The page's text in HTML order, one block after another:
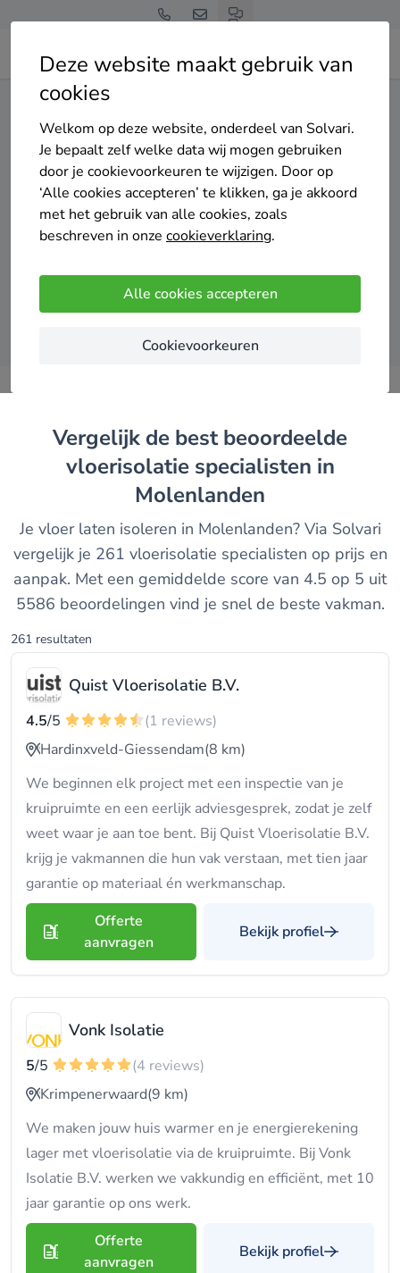
Deze website maakt gebruik van
cookies
Welkom op deze website, onderdeel van Solvari.
Je bepaalt zelf welke data wij mogen gebruiken
door je cookievoorkeuren te wijzigen. Door op
‘Alle cookies accepteren’ te klikken, ga je akkoord
met het gebruik van alle cookies, zoals
beschreven in onze cookieverklaring.
Alle cookies accepteren
Cookievoorkeuren
Home Vloerisolatie
Gratis en vrijblijvend
Top 20 vloerisolatie
specialisten in Molenlanden
Vergelijk offertes
Vergelijk de best beoordeelde
vloerisolatie specialisten in
Molenlanden
Je vloer laten isoleren in Molenlanden? Via Solvari
vergelijk je 261 vloerisolatie specialisten op prijs en
aanpak. Met een gemiddelde score van 4.5 op 5 uit
5586 beoordelingen vind je snel de beste vakman.
261 resultaten
Quist Vloerisolatie B.V.
4.5/5
(1 reviews)
Hardinxveld-Giessendam(8 km)
We beginnen elk project met een inspectie van je
kruipruimte en een eerlijk adviesgesprek, zodat je zelf
weet waar je aan toe bent. Bij Quist Vloerisolatie B.V.
krijg je vakmannen die hun vak verstaan, met tien jaar
garantie op materiaal én werkmanschap.
Offerte
aanvragen
Bekijk profiel
Vonk Isolatie
5/5
(4 reviews)
Krimpenerwaard(9 km)
We maken jouw huis warmer en je energierekening
lager met vloerisolatie via de kruipruimte. Bij Vonk
Isolatie B.V. werken we vakkundig en efficiënt, met 10
jaar garantie op ons werk.
Offerte
aanvragen
Bekijk profiel